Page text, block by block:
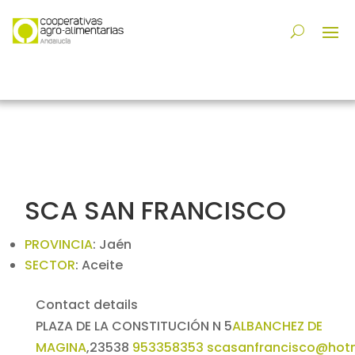
SCA SAN FRANCISCO
PROVINCIA: Jaén
SECTOR: Aceite
Contact details
PLAZA DE LA CONSTITUCIÓN N 5ALBANCHEZ DE
MAGINA,23538 953358353